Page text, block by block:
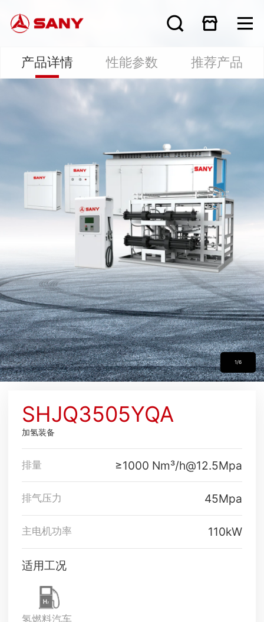
1/6
SHJQ3505YQA
加氢装备
排量 ≥1000 Nm³/h@12.5Mpa
排气压力 45Mpa
主电机功率 110kW
适用工况
氢燃料汽车
产品详情 性能参数 推荐产品